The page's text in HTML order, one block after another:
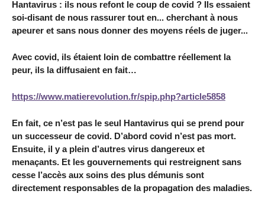
Hantavirus : ils nous refont le coup de covid ? Ils essaient
soi-disant de nous rassurer tout en... cherchant à nous
apeurer et sans nous donner des moyens réels de juger...
Avec covid, ils étaient loin de combattre réellement la
peur, ils la diffusaient en fait…
https://www.matierevolution.fr/spip.php?article5858
En fait, ce n’est pas le seul Hantavirus qui se prend pour
un successeur de covid. D’abord covid n’est pas mort.
Ensuite, il y a plein d’autres virus dangereux et
menaçants. Et les gouvernements qui restreignent sans
cesse l’accès aux soins des plus démunis sont
directement responsables de la propagation des maladies.